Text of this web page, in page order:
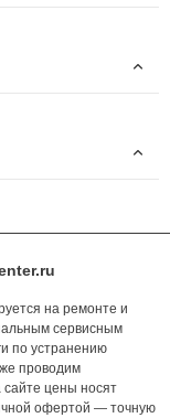
на ремонте и
сервисным
по устранению
проводим
сайте цены носят
офертой — точную